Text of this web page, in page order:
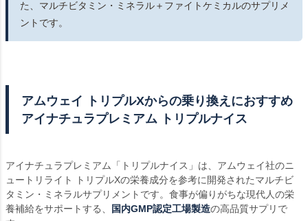
た、マルチビタミン・ミネラル＋ファイトケミカルのサプリメ
ントです。
アムウェイ トリプルXからの乗り換えにおすすめ
アイナチュラプレミアム トリプルナイス
アイナチュラプレミアム「トリプルナイス」は、アムウェイ社のニ
ュートリライト トリプルXの栄養成分を参考に開発されたマルチビ
タミン・ミネラルサプリメントです。食事が偏りがちな現代人の栄
養補給をサポートする、
国内GMP認定工場製造の高品質サプリで